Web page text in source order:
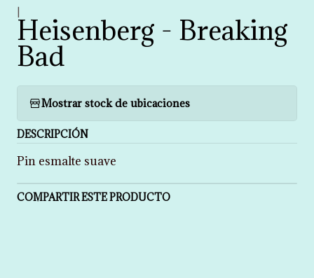
Heisenberg - Breaking
Bad
Mostrar stock de ubicaciones
DESCRIPCIÓN
Pin esmalte suave
COMPARTIR ESTE PRODUCTO